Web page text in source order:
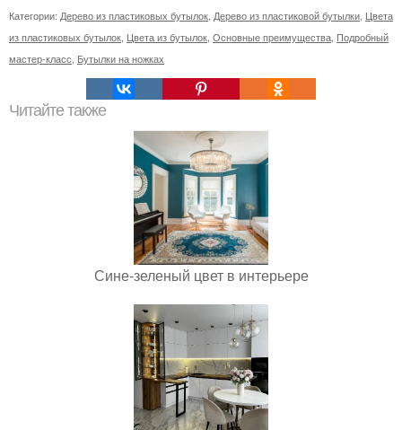
Категории: Дерево из пластиковых бутылок Дерево из пластиковой бутылки Цвета
из пластиковых бутылок Цвета из бутылок Основные преимущества Подробный
мастер-класс Бутылки на ножках
Читайте также
Сине-зеленый цвет в интерьере